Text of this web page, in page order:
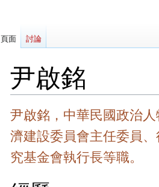
尹啟銘
跳
至
導
覽
跳
至
搜
尋
尹啟銘，中華民國政治
濟建設委員會主任委員
究基金會執行長等職。
頁面 討論